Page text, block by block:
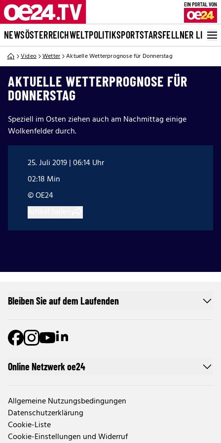
NEWSÖSTERREICHWELTPOLITIKSPORTSTARSFELLNER LIVE
Video Wetter Aktuelle Wetterprognose für Donnerstag
AKTUELLE WETTERPROGNOSE FÜR
DONNERSTAG
Speziell im Osten ziehen auch am Nachmittag einige
Wolkenfelder durch.
25. Juli 2019 | 06:14 Uhr
02:18 Min
© OE24
Online Netzwerk oe24
Allgemeine Nutzungsbedingungen
Datenschutzerklärung
Cookie-Liste
Cookie-Einstellungen und Widerruf
Bleiben Sie auf dem Laufenden